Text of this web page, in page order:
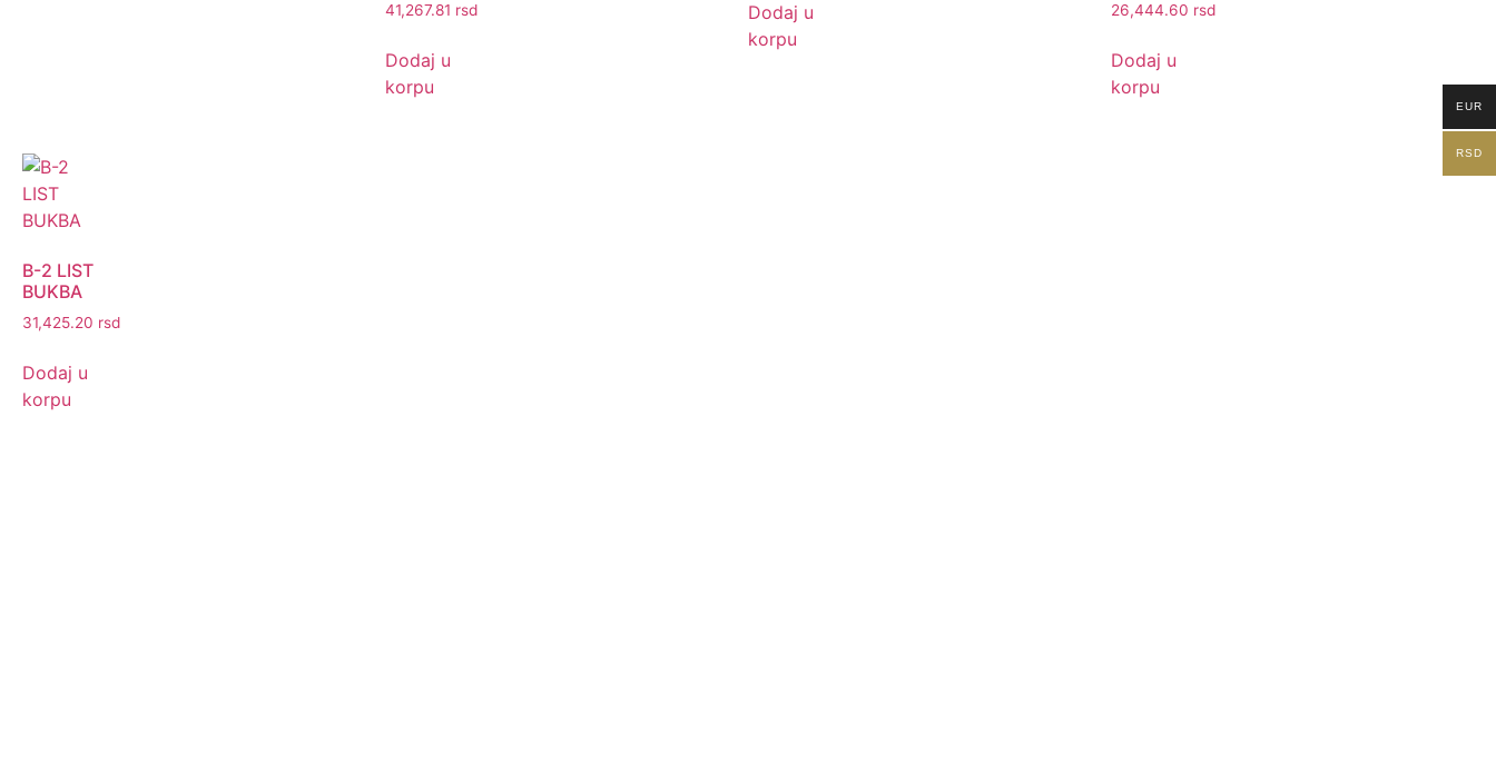
41,267.81 rsd
Dodaj u
korpu
Dodaj u
korpu
26,444.60 rsd
Dodaj u
korpu
B-2 LIST
BUKBA
31,425.20 rsd
Dodaj u
korpu
EUR
RSD